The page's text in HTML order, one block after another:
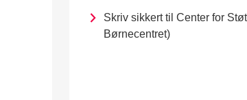
Skriv sikkert til Center for
Børnecentret)